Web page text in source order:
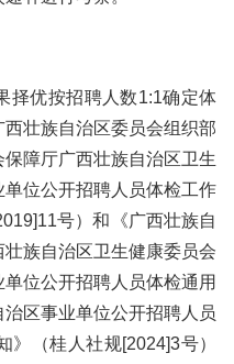
择优按招聘人数1:1确定体
壮族自治区委员会组织部
障厅广西壮族自治区卫生
位公开招聘人员体检工作
号）和《广西壮族自
族自治区卫生健康委员会
位公开招聘人员体检通用
区事业单位公开招聘人员
（桂人社规[2024]3号）